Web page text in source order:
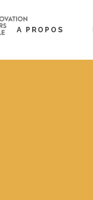
A PROPOS